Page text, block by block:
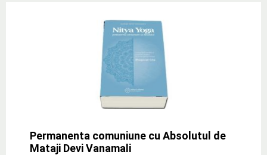
Permanenta comuniune cu Absolutul de
Mataji Devi Vanamali